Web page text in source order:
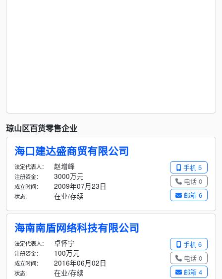
琼山区百货零售企业
海口建达盛商贸有限公司
手机 5
电话 0
邮箱 6
法定代表人： 赵增峰
注册资金： 3000万元
成立时间： 2009年07月23日
状态: 在业/存续
海南南盾网络科技有限公司
手机 6
电话 0
邮箱 4
法定代表人： 卓怀宁
注册资金： 100万元
成立时间： 2016年06月02日
状态: 在业/存续